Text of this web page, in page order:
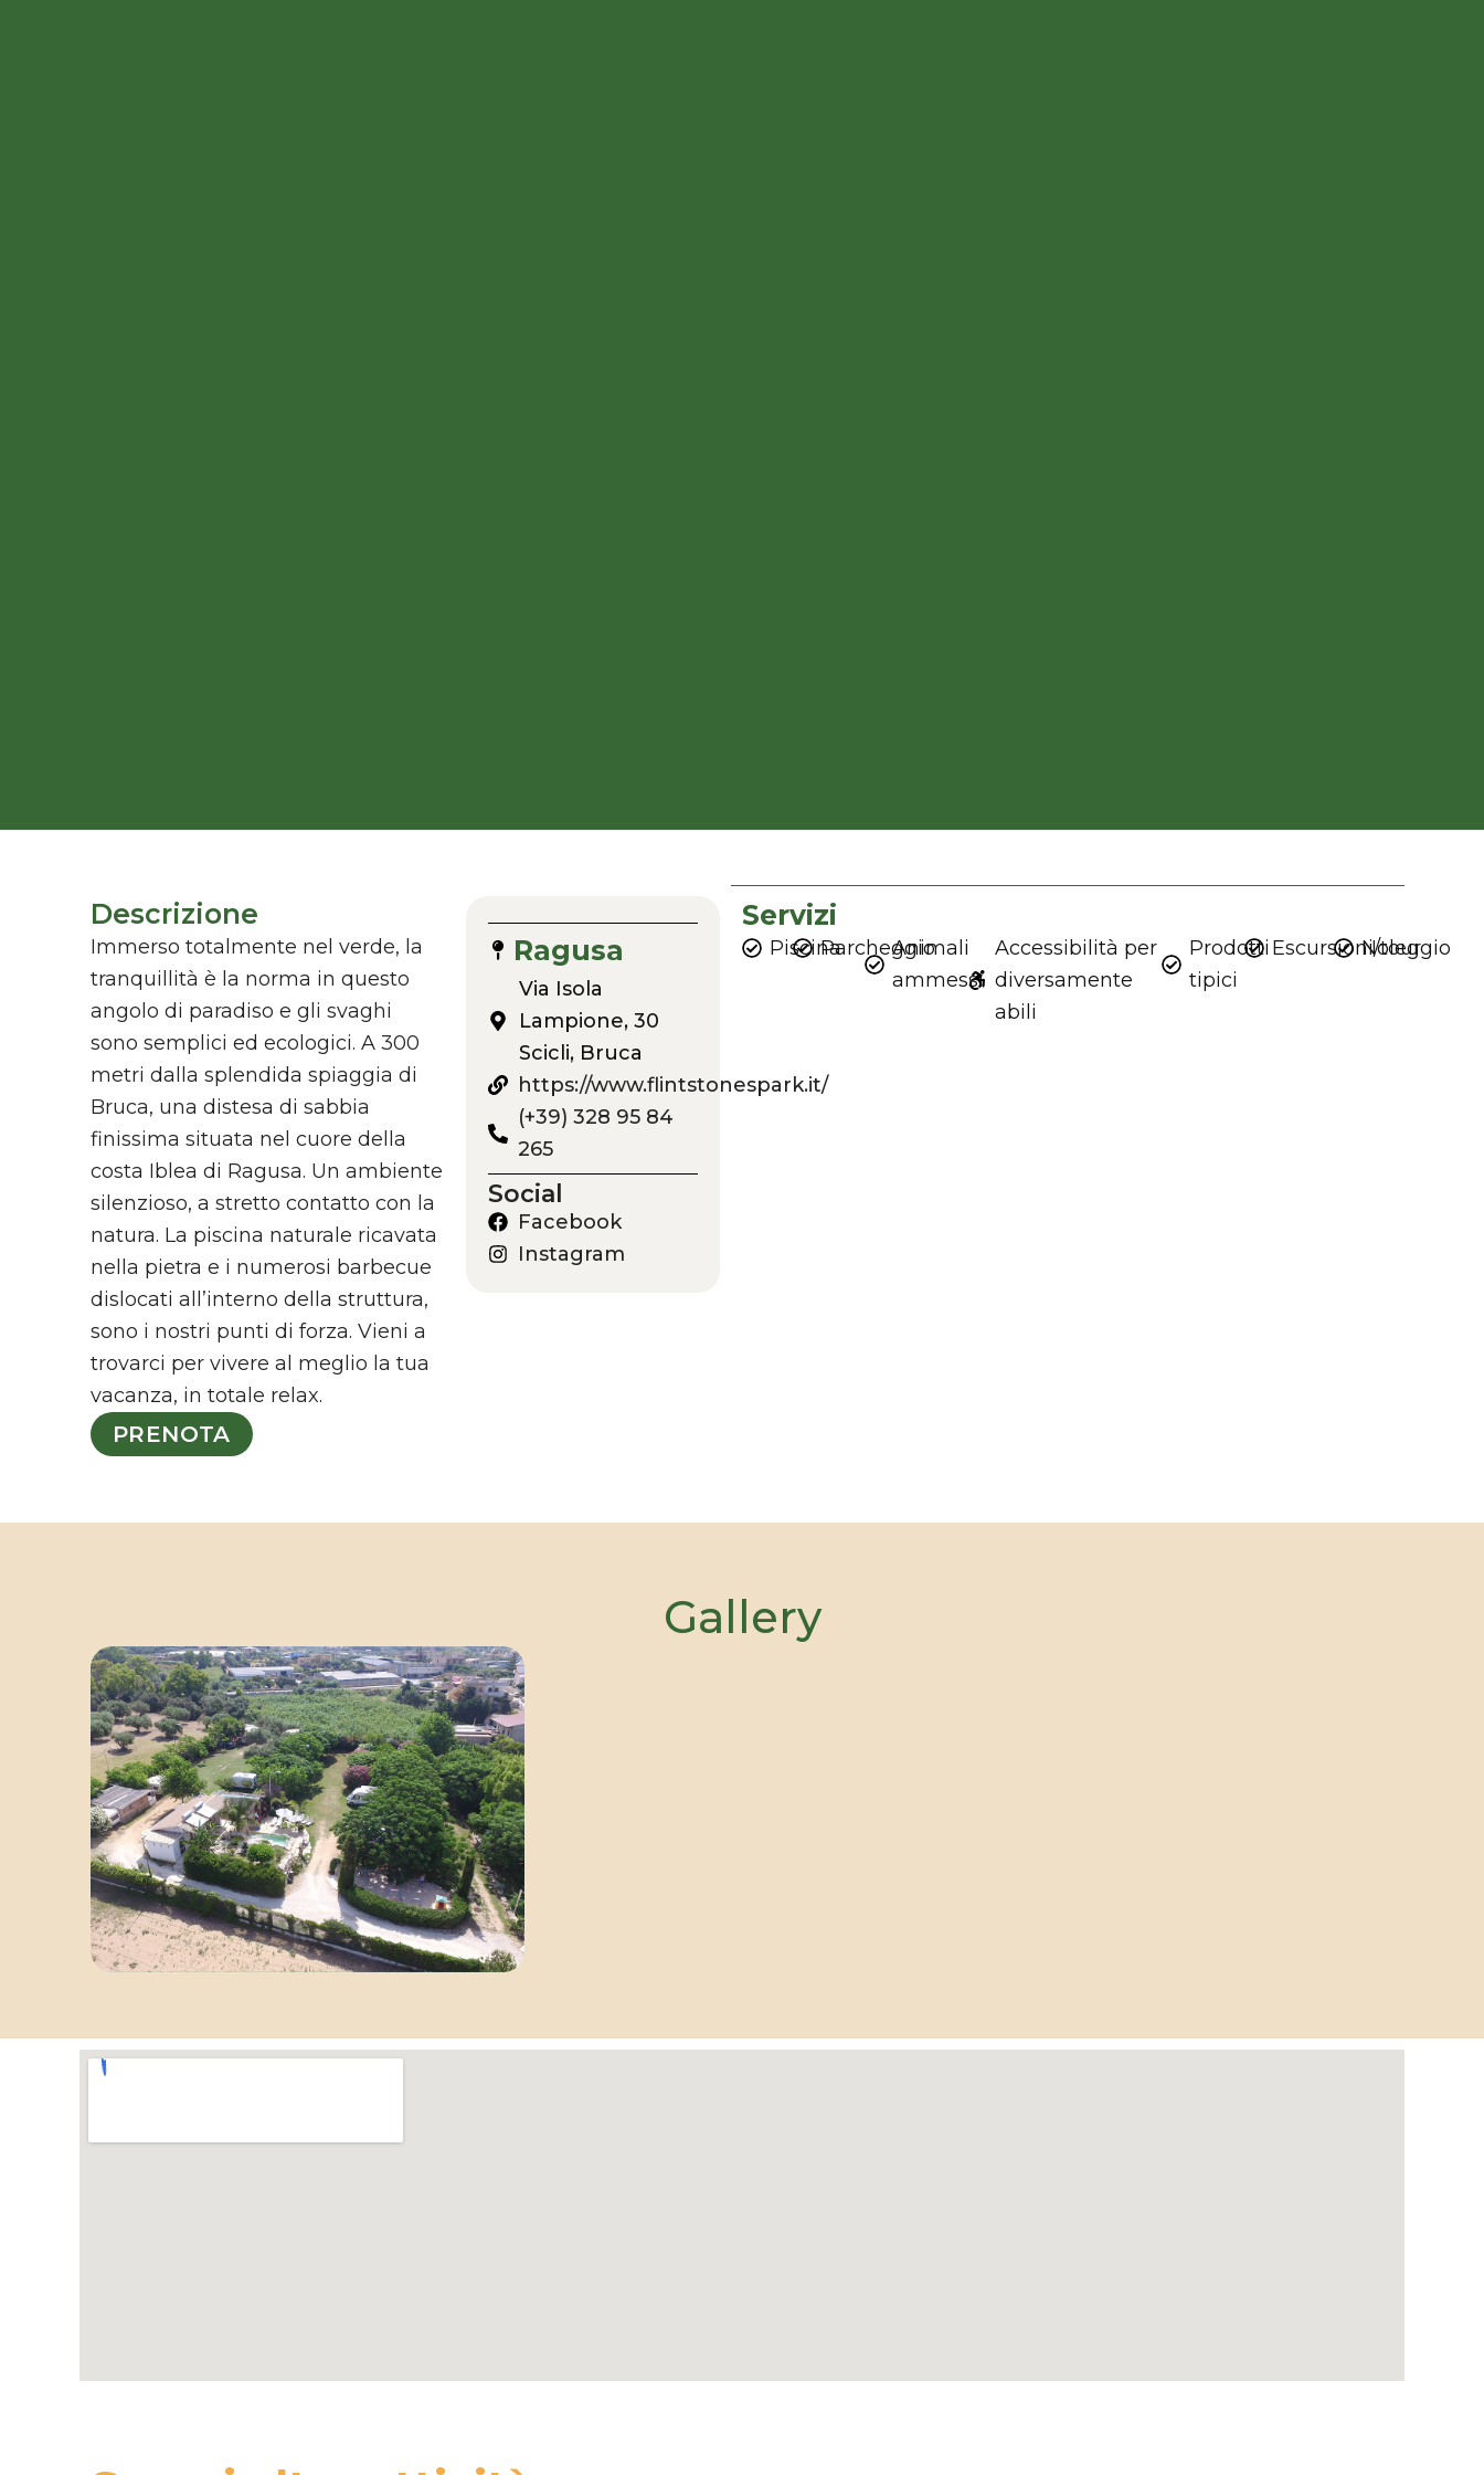
Descrizione
Immerso totalmente nel verde, la
tranquillità è la norma in questo
angolo di paradiso e gli svaghi
sono semplici ed ecologici. A 300
metri dalla splendida spiaggia di
Bruca, una distesa di sabbia
finissima situata nel cuore della
costa Iblea di Ragusa. Un ambiente
silenzioso, a stretto contatto con la
natura. La piscina naturale ricavata
nella pietra e i numerosi barbecue
dislocati all’interno della struttura,
sono i nostri punti di forza. Vieni a
trovarci per vivere al meglio la tua
vacanza, in totale relax.
PRENOTA
Ragusa
Via Isola
Lampione, 30
Scicli, Bruca
https://www.flintstonespark.it/
(+39) 328 95 84
265
Social
Facebook
Instagram
Servizi
PiscinaParcheggio
Animali
ammessi
Accessibilità per
diversamente
abili
Prodotti
tipici
Escursioni/tour
Noleggio
Gallery